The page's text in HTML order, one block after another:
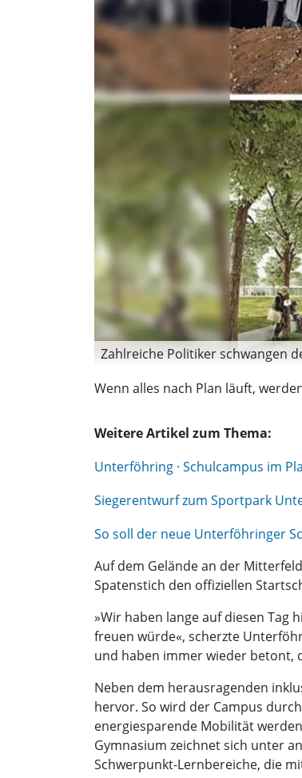
Zahlreiche Politiker schwangen
Wenn alles nach Plan läuft,
Weitere Artikel zum Thema:
Unterföhring · Schulcampus im
Siegerentwurf zum Sportpark
So soll der neue Unterföhringer
Auf dem Gelände an der
Spatenstich den offiziellen
»Wir haben lange auf diesen Tag
freuen würde«, scherzte
und haben immer wieder betont,
Neben dem herausragenden
hervor. So wird der Campus
energiesparende Mobilität
Gymnasium zeichnet sich unter
Schwerpunkt-Lernbereiche, die